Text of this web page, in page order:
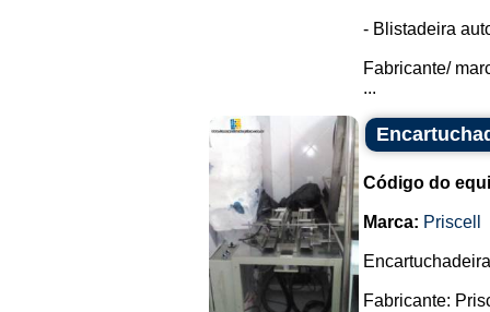
- Blistadeira
Fabricante/
...
Código do
Marca: Priscell
Fabricante: